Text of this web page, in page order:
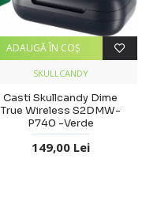
SKULLCANDY
Casti Skullcandy Dime
True Wireless S2DMW-
P740 -Verde
149,00 Lei
ADAUGĂ ÎN COŞ